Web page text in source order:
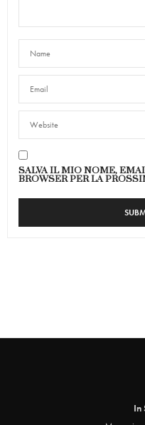
SALVA IL MIO NOME,
BROWSER PER LA
In